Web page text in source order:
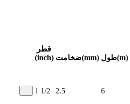
قطر
(inch)
ضخامت(mm) طول(m)
1 1/2 2.5 6